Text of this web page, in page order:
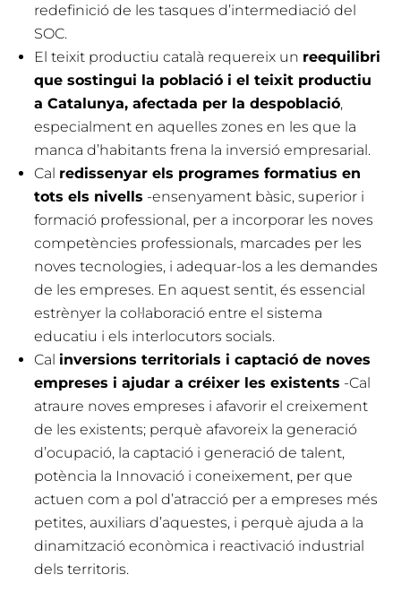
redefinició de les tasques d’intermediació del
SOC.
El teixit productiu català requereix un reequilibri
que sostingui la població i el teixit productiu
a Catalunya, afectada per la despoblació,
especialment en aquelles zones en les que la
manca d’habitants frena la inversió empresarial.
Cal redissenyar els programes formatius en
tots els nivells -ensenyament bàsic, superior i
formació professional, per a incorporar les noves
competències professionals, marcades per les
noves tecnologies, i adequar-los a les demandes
de les empreses. En aquest sentit, és essencial
estrènyer la col·laboració entre el sistema
educatiu i els interlocutors socials.
Cal inversions territorials i captació de noves
empreses i ajudar a créixer les existents -Cal
atraure noves empreses i afavorir el creixement
de les existents; perquè afavoreix la generació
d’ocupació, la captació i generació de talent,
potència la Innovació i coneixement, per que
actuen com a pol d’atracció per a empreses més
petites, auxiliars d’aquestes, i perquè ajuda a la
dinamització econòmica i reactivació industrial
dels territoris.